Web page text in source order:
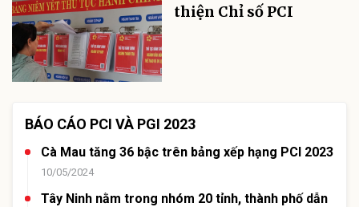
thiện Chỉ số PCI
BÁO CÁO PCI VÀ PGI 2023
Cà Mau tăng 36 bậc trên bảng xếp hạng PCI 2023
10/05/2024
Tây Ninh nằm trong nhóm 20 tỉnh, thành phố dẫn